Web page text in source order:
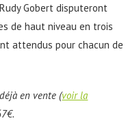
Gobert disputeront
de haut niveau en trois
attendus pour chacun de
en vente (voir la